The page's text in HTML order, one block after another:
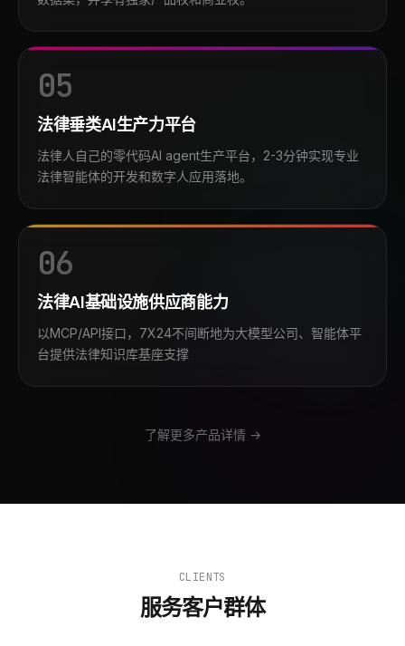
05
法律垂类AI生产力平台
法律人自己的零代码Al agent生产平台，2-3分钟实现专业
法律智能体的开发和数字人应用落地。
06
法律AI基础设施供应商能力
以MCP/API接口，7X24不间断地为大模型公司、智能体平
台提供法律知识库基座支撑
了解更多产品详情 →
CLIENTS
服务客户群体